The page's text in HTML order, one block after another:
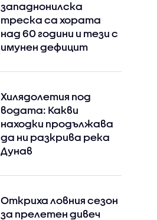
западнонилска
треска са хората
над 60 години и тези с
имунен дефицит
Хилядолетия под
водата: Какви
находки продължава
да ни разкрива река
Дунав
Откриха ловния сезон
за прелетен дивеч